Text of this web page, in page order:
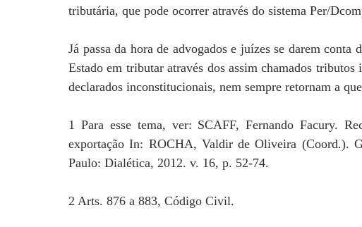
tributária, que pode ocorrer através do sistema Per/
Já passa da hora de advogados e juízes se darem
Estado em tributar através dos assim chamados
declarados inconstitucionais, nem sempre retornam a
1 Para esse tema, ver: SCAFF, Fernando Facury.
exportação In: ROCHA, Valdir de Oliveira (Coord.).
Paulo: Dialética, 2012. v. 16, p. 52-74.
2 Arts. 876 a 883, Código Civil.